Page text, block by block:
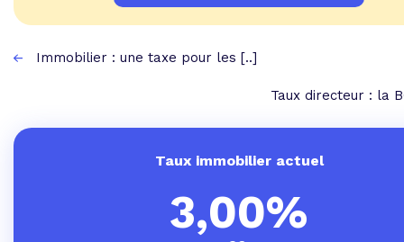
Immobilier : une taxe pour les [..]
Taux directeur : la
Taux immobilier actuel
3,00%